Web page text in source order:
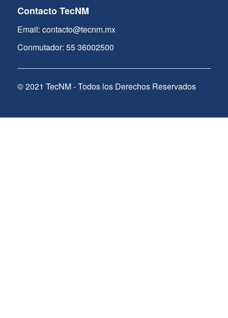
Contacto TecNM
Email: contacto@tecnm.mx
Conmutador: 55 36002500
© 2021 TecNM - Todos los Derechos Reservados